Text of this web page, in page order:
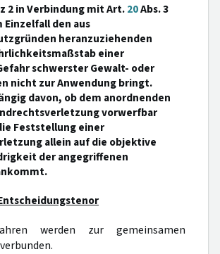
2 in Verbindung mit Art.20Abs. 3
Einzelfall den aus
heranzuziehenden
einer
schwerster Gewalt- oder
nicht zur Anwendung bringt.
davon, ob dem anordnenden
vorwerfbar
Feststellung einer
allein auf die objektive
der angegriffenen
werden zur gemeinsamen